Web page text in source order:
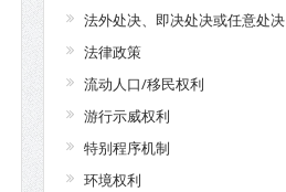
法外处决、即决处决或任意处决
法律政策
流动人口/移民权利
游行示威权利
特别程序机制
环境权利